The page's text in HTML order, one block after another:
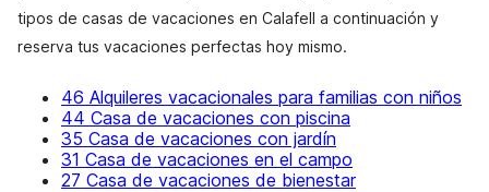
tipos de casas de vacaciones en Calafell a continuación y
reserva tus vacaciones perfectas hoy mismo.
46 Alquileres vacacionales para familias con niños
44 Casa de vacaciones con piscina
35 Casa de vacaciones con jardín
31 Casa de vacaciones en el campo
27 Casa de vacaciones de bienestar